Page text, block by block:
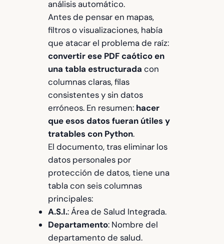
análisis automático.
Antes de pensar en mapas,
filtros o visualizaciones, había
que atacar el problema de raíz:
convertir ese PDF caótico en
una tabla estructurada con
columnas claras, filas
consistentes y sin datos
erróneos. En resumen: hacer
que esos datos fueran útiles y
tratables con Python.
El documento, tras eliminar los
datos personales por
protección de datos, tiene una
tabla con seis columnas
principales:
A.S.I.: Área de Salud Integrada.
Departamento: Nombre del
departamento de salud.